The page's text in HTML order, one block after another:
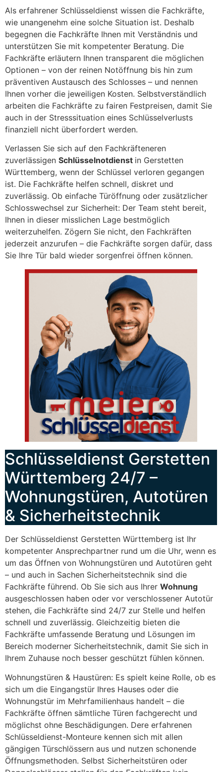
Als erfahrener Schlüsseldienst wissen die Fachkräfte,
wie unangenehm eine solche Situation ist. Deshalb
begegnen die Fachkräfte Ihnen mit Verständnis und
unterstützen Sie mit kompetenter Beratung. Die
Fachkräfte erläutern Ihnen transparent die möglichen
Optionen – von der reinen Notöffnung bis hin zum
präventiven Austausch des Schlosses – und nennen
Ihnen vorher die jeweiligen Kosten. Selbstverständlich
arbeiten die Fachkräfte zu fairen Festpreisen, damit Sie
auch in der Stresssituation eines Schlüsselverlusts
finanziell nicht überfordert werden.
Verlassen Sie sich auf den Fachkräfteneren
zuverlässigen Schlüsselnotdienst in Gerstetten
Württemberg, wenn der Schlüssel verloren gegangen
ist. Die Fachkräfte helfen schnell, diskret und
zuverlässig. Ob einfache Türöffnung oder zusätzlicher
Schlosswechsel zur Sicherheit: Der Team steht bereit,
Ihnen in dieser misslichen Lage bestmöglich
weiterzuhelfen. Zögern Sie nicht, den Fachkräften
jederzeit anzurufen – die Fachkräfte sorgen dafür, dass
Sie Ihre Tür bald wieder sorgenfrei öffnen können.
Schlüsseldienst Gerstetten
Württemberg 24/7 –
Wohnungstüren, Autotüren
& Sicherheitstechnik
Der Schlüsseldienst Gerstetten Württemberg ist Ihr
kompetenter Ansprechpartner rund um die Uhr, wenn es
um das Öffnen von Wohnungstüren und Autotüren geht
– und auch in Sachen Sicherheitstechnik sind die
Fachkräfte führend. Ob Sie sich aus Ihrer Wohnung
ausgeschlossen haben oder vor verschlossener Autotür
stehen, die Fachkräfte sind 24/7 zur Stelle und helfen
schnell und zuverlässig. Gleichzeitig bieten die
Fachkräfte umfassende Beratung und Lösungen im
Bereich moderner Sicherheitstechnik, damit Sie sich in
Ihrem Zuhause noch besser geschützt fühlen können.
Wohnungstüren & Haustüren: Es spielt keine Rolle, ob es
sich um die Eingangstür Ihres Hauses oder die
Wohnungstür im Mehrfamilienhaus handelt – die
Fachkräfte öffnen sämtliche Türen fachgerecht und
möglichst ohne Beschädigungen. Dere erfahrenen
Schlüsseldienst-Monteure kennen sich mit allen
gängigen Türschlössern aus und nutzen schonende
Öffnungsmethoden. Selbst Sicherheitstüren oder